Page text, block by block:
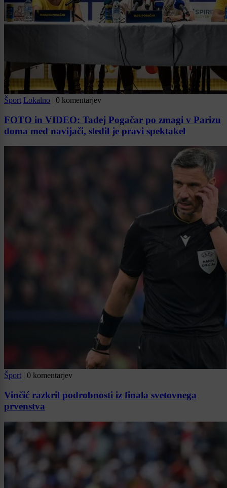
Šport Lokalno | 0 komentarjev
FOTO in VIDEO: Tadej Pogačar po zmagi v Parizu
doma med navijači, sledil je pravi spektakel
Šport | 0 komentarjev
Vinčić razkril podrobnosti iz finala svetovnega
prvenstva